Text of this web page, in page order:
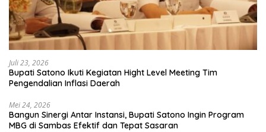
Juli 23, 2026
Bupati Satono Ikuti Kegiatan Hight Level Meeting Tim
Pengendalian Inflasi Daerah
Mei 24, 2026
Bangun Sinergi Antar Instansi, Bupati Satono Ingin Program
MBG di Sambas Efektif dan Tepat Sasaran